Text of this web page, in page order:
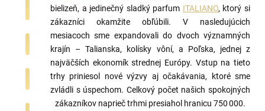
bielizeň, a jedinečný sladký parfum ITALIANO, ktorý si
zákazníci okamžite obľúbili. V nasledujúcich
mesiacoch sme expandovali do dvoch významných
krajín – Talianska, kolísky vôní, a Poľska, jednej z
najväčších ekonomík strednej Európy. Vstup na tieto
trhy priniesol nové výzvy aj očakávania, ktoré sme
zvládli s úspechom. Celkový počet našich spokojných
zákazníkov naprieč trhmi presiahol hranicu 750 000.